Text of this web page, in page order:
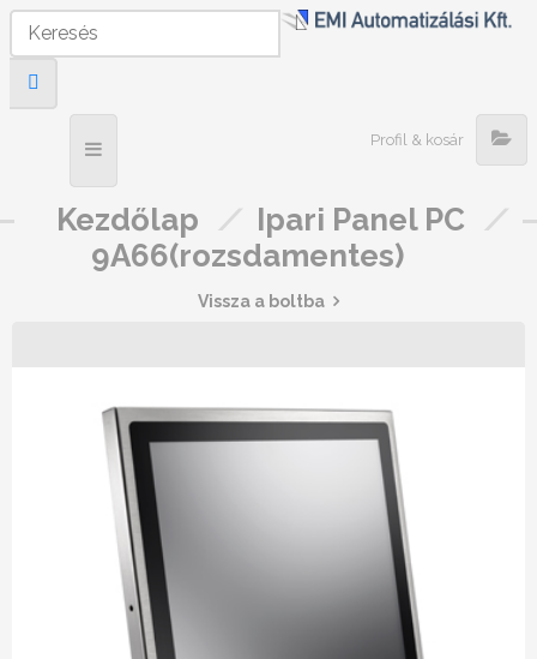
Profil & kosár
Kezdőlap / Ipari Panel PC /
9A66(rozsdamentes)
Vissza a boltba